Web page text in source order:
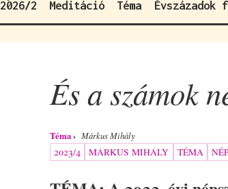
2026/2 Meditáció Téma Évszázadok
És a számok
Téma Márkus Mihály
2023/4 MÁRKUS MIHÁLY TÉMA